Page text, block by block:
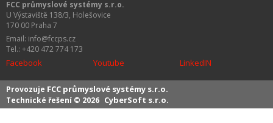
FCC průmyslové systémy s.r.o.
U Výstaviště 138/3, Holešovice
170 00 Praha 7
Email: info@fccps.cz
Tel.: +420 472 774 173
Facebook Youtube LinkedIN
Provozuje FCC průmyslové systémy s.r.o.
Technické řešení © 2026 CyberSoft s.r.o.